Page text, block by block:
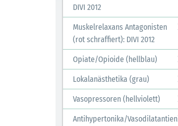
DIVI 2012
Muskelrelaxans Antagonisten
(rot schraffiert): DIVI 2012
Opiate/Opioide (hellblau)
Lokalanästhetika (grau)
Vasopressoren (hellviolett)
Antihypertonika/Vasodilatantien